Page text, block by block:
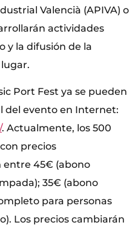
Valencià (APIVA) o
actividades
y la difusión de la
Port Fest ya se pueden
del evento en Internet:
. Actualmente, los 500
precios
entre 45€ (abono
35€ (abono
para personas
Los precios cambiarán